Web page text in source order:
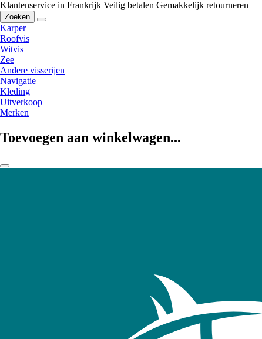
Klantenservice in Frankrijk Veilig betalen Gemakkelijk retourneren
Zoeken
Karper
Roofvis
Witvis
Zee
Andere visserijen
Navigatie
Kleding
Uitverkoop
Merken
Toevoegen aan winkelwagen...